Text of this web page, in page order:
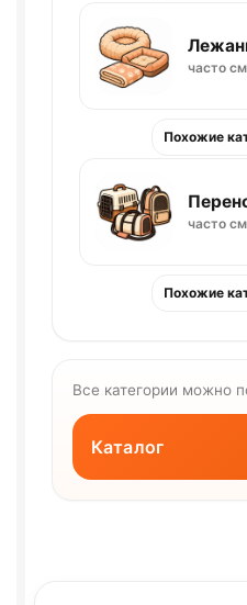
часто
Похожие
часто
Похожие
Все категории можно
Каталог